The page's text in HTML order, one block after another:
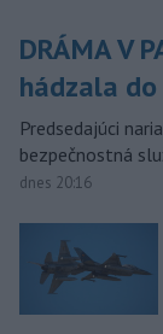
DRÁMA V
hádzala
Predsedajúci
bezpečnostná
dnes 20:16